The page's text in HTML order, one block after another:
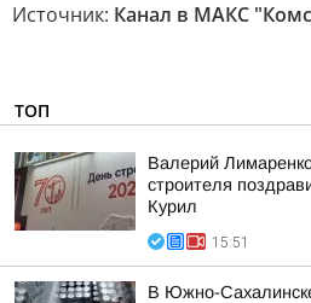
Источник: Канал в МАКС
ТОП
Валерий
строителя
Курил
15:51
В Южно-